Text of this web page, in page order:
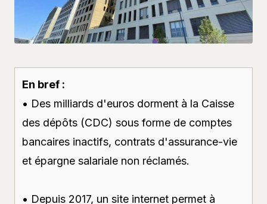
En bref :
• Des milliards d'euros dorment à la Caisse
des dépôts (CDC) sous forme de comptes
bancaires inactifs, contrats d'assurance-vie
et épargne salariale non réclamés.
• Depuis 2017, un site internet permet à